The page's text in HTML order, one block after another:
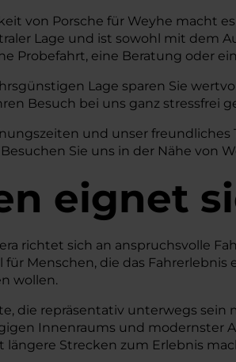
von Porsche für Weyhe macht
Lage und ist sowohl mit dem
Probefahrt, eine Beratung oder
Lage sparen Sie
Besuch bei uns ganz stressfrei
und unser
Sie uns in der Nähe von
eignet
richtet sich an anspruchsvolle
für Menschen, die das
wollen.
die repräsentativ unterwegs
Innenraums und modernster
längere Strecken zum Erlebnis